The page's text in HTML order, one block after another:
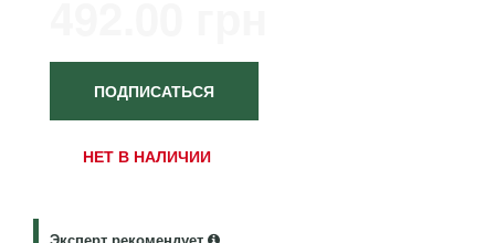
ПОДПИСАТЬСЯ
НЕТ В НАЛИЧИИ